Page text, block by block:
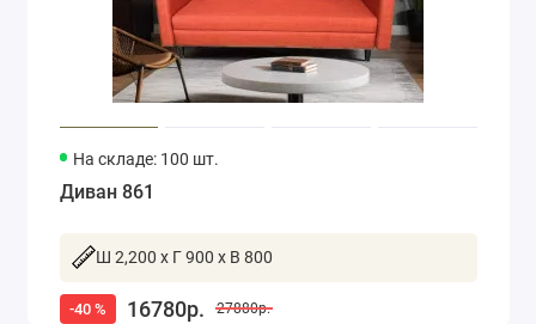
На складе: 100 шт.
Диван 861
Ш 2,200 x Г 900 x В 800
-40 % 16780р. 27880р.